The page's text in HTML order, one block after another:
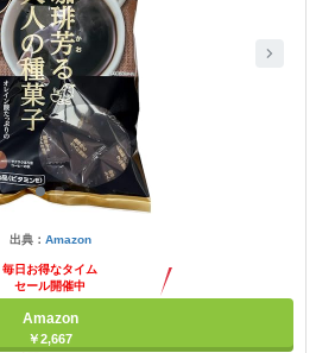
出典： Amazon
毎日お得なタイム
セール開催中
Amazon
￥2,667